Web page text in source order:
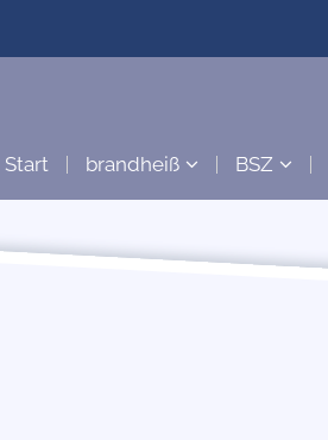
Start brandheiß BSZ